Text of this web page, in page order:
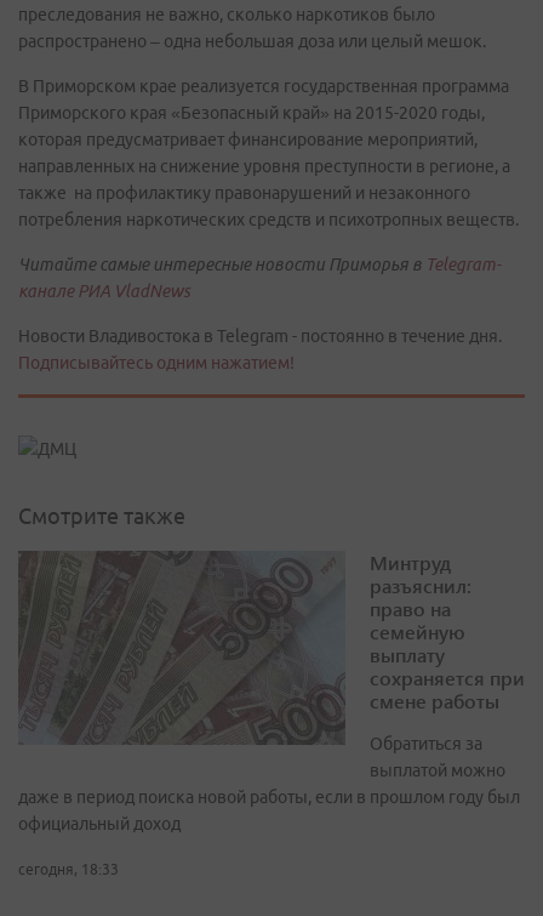
преследования не важно, сколько наркотиков было
распространено – одна небольшая доза или целый мешок.
В Приморском крае реализуется государственная программа
Приморского края «Безопасный край» на 2015-2020 годы,
которая предусматривает финансирование мероприятий,
направленных на снижение уровня преступности в регионе, а
также на профилактику правонарушений и незаконного
потребления наркотических средств и психотропных веществ.
Читайте самые интересные новости Приморья в Telegram-
канале РИА VladNews
Новости Владивостока в Telegram - постоянно в течение дня.
Подписывайтесь одним нажатием!
Смотрите также
Минтруд
разъяснил:
право на
семейную
выплату
сохраняется при
смене работы
Обратиться за
выплатой можно
даже в период поиска новой работы, если в прошлом году был
официальный доход
сегодня, 18:33